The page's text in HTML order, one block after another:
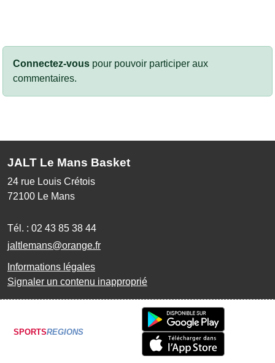
Connectez-vous pour pouvoir participer aux
commentaires.
JALT Le Mans Basket
24 rue Louis Crétois
72100 Le Mans
Tél. : 02 43 85 38 44
jaltlemans@orange.fr
Informations légales
Signaler un contenu inapproprié
SPORTSREGIONS